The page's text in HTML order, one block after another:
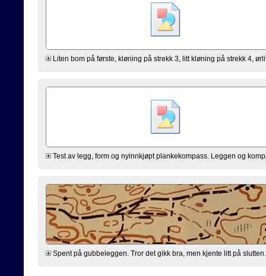
Liten bom på første, kløning på strekk 3, litt kløning på strekk 4,
Test av legg, form og nyinnkjøpt plankekompass. Leggen og
Spent på gubbeleggen. Tror det gikk bra, men kjente litt på